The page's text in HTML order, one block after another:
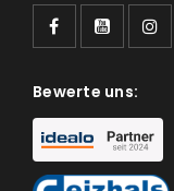
Bewerte uns: